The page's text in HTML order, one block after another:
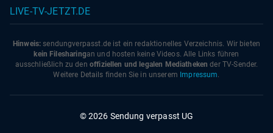
LIVE-TV-JETZT.DE
Hinweis: sendungverpasst.de ist ein redaktionelles Verzeichnis. Wir bieten
kein Filesharingan und hosten keine Videos. Alle Links führen
ausschließlich zu den offiziellen und legalen Mediatheken der TV-Sender.
Weitere Details finden Sie in unserem Impressum.
© 2026 Sendung verpasst UG